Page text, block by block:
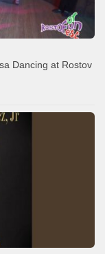
Dancing at Rostov